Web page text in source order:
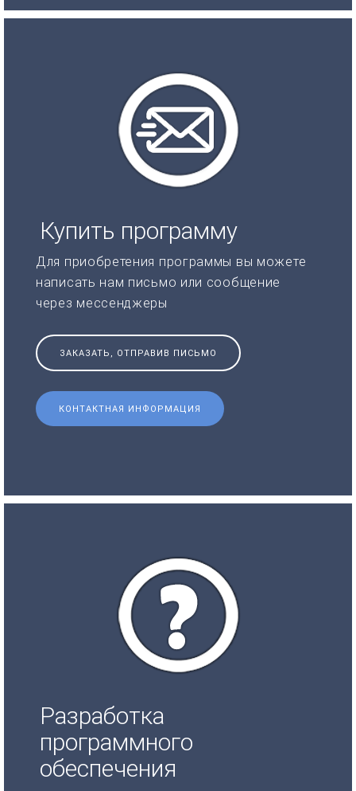
Купить программу
Для приобретения программы вы можете
написать нам письмо или сообщение
через мессенджеры
ЗАКАЗАТЬ, ОТПРАВИВ ПИСЬМО
КОНТАКТНАЯ ИНФОРМАЦИЯ
Разработка
программного
обеспечения